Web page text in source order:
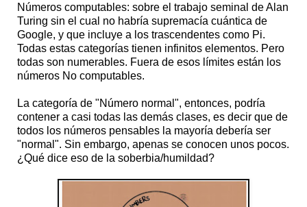
Números computables: sobre el trabajo seminal de Alan
Turing sin el cual no habría supremacía cuántica de
Google, y que incluye a los trascendentes como Pi.
Todas estas categorías tienen infinitos elementos. Pero
todas son numerables. Fuera de esos límites están los
números No computables.
La categoría de "Número normal", entonces, podría
contener a casi todas las demás clases, es decir que de
todos los números pensables la mayoría debería ser
"normal". Sin embargo, apenas se conocen unos pocos.
¿Qué dice eso de la soberbia/humildad?